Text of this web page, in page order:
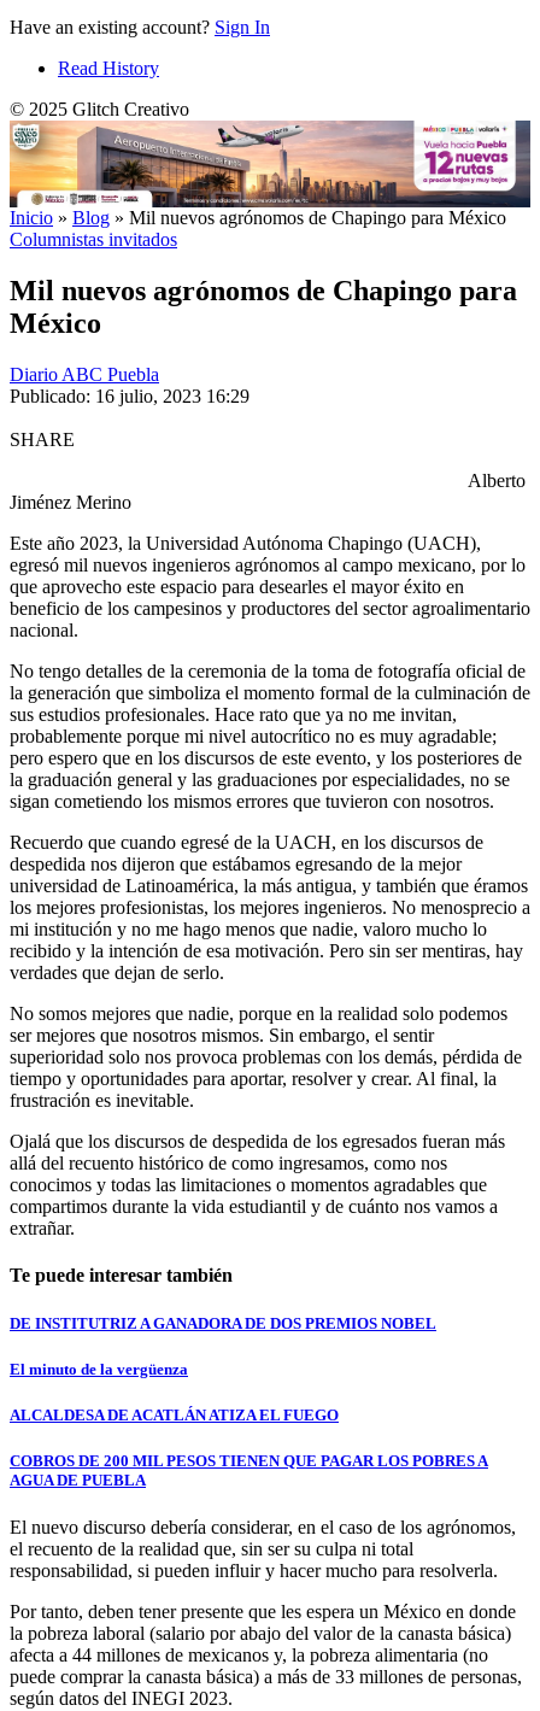
Have an existing account? Sign In
Read History
© 2025 Glitch Creativo
Inicio » Blog » Mil nuevos agrónomos de Chapingo para México
Columnistas invitados
Mil nuevos agrónomos de Chapingo para
México
Diario ABC Puebla
Publicado: 16 julio, 2023 16:29
SHARE
Alberto
Jiménez Merino
Este año 2023, la Universidad Autónoma Chapingo (UACH),
egresó mil nuevos ingenieros agrónomos al campo mexicano, por lo
que aprovecho este espacio para desearles el mayor éxito en
beneficio de los campesinos y productores del sector agroalimentario
nacional.
No tengo detalles de la ceremonia de la toma de fotografía oficial de
la generación que simboliza el momento formal de la culminación de
sus estudios profesionales. Hace rato que ya no me invitan,
probablemente porque mi nivel autocrítico no es muy agradable;
pero espero que en los discursos de este evento, y los posteriores de
la graduación general y las graduaciones por especialidades, no se
sigan cometiendo los mismos errores que tuvieron con nosotros.
Recuerdo que cuando egresé de la UACH, en los discursos de
despedida nos dijeron que estábamos egresando de la mejor
universidad de Latinoamérica, la más antigua, y también que éramos
los mejores profesionistas, los mejores ingenieros. No menosprecio a
mi institución y no me hago menos que nadie, valoro mucho lo
recibido y la intención de esa motivación. Pero sin ser mentiras, hay
verdades que dejan de serlo.
No somos mejores que nadie, porque en la realidad solo podemos
ser mejores que nosotros mismos. Sin embargo, el sentir
superioridad solo nos provoca problemas con los demás, pérdida de
tiempo y oportunidades para aportar, resolver y crear. Al final, la
frustración es inevitable.
Ojalá que los discursos de despedida de los egresados fueran más
allá del recuento histórico de como ingresamos, como nos
conocimos y todas las limitaciones o momentos agradables que
compartimos durante la vida estudiantil y de cuánto nos vamos a
extrañar.
Te puede interesar también
DE INSTITUTRIZ A GANADORA DE DOS PREMIOS NOBEL
El minuto de la vergüenza
ALCALDESA DE ACATLÁN ATIZA EL FUEGO
COBROS DE 200 MIL PESOS TIENEN QUE PAGAR LOS POBRES A
AGUA DE PUEBLA
El nuevo discurso debería considerar, en el caso de los agrónomos,
el recuento de la realidad que, sin ser su culpa ni total
responsabilidad, si pueden influir y hacer mucho para resolverla.
Por tanto, deben tener presente que les espera un México en donde
la pobreza laboral (salario por abajo del valor de la canasta básica)
afecta a 44 millones de mexicanos y, la pobreza alimentaria (no
puede comprar la canasta básica) a más de 33 millones de personas,
según datos del INEGI 2023.